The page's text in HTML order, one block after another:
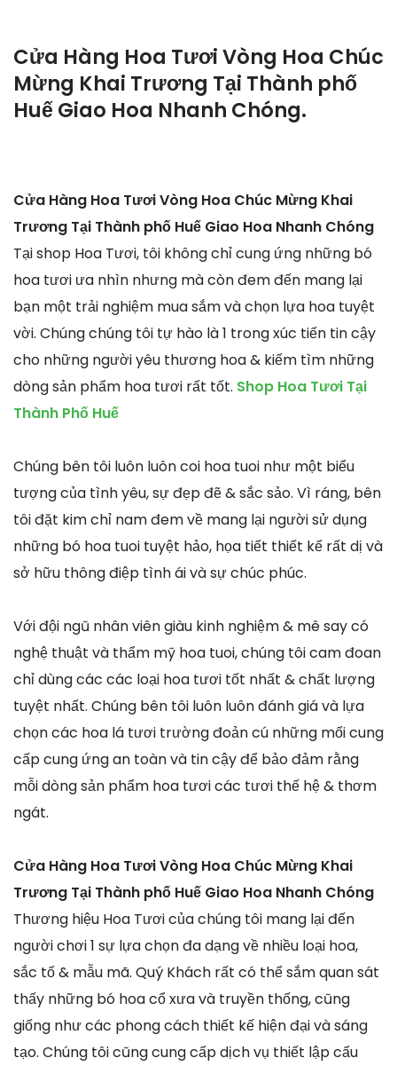
Cửa Hàng Hoa Tươi Vòng Hoa Chúc
Mừng Khai Trương Tại Thành phố
Huế Giao Hoa Nhanh Chóng.
Cửa Hàng Hoa Tươi Vòng Hoa Chúc Mừng Khai
Trương Tại Thành phố Huế Giao Hoa Nhanh Chóng
Tại shop Hoa Tươi, tôi không chỉ cung ứng những bó
hoa tươi ưa nhìn nhưng mà còn đem đến mang lại
bạn một trải nghiệm mua sắm và chọn lựa hoa tuyệt
vời. Chúng chúng tôi tự hào là 1 trong xúc tiến tin cậy
cho những người yêu thương hoa & kiếm tìm những
dòng sản phẩm hoa tươi rất tốt. Shop Hoa Tươi Tại
Thành Phố Huế
Chúng bên tôi luôn luôn coi hoa tuoi như một biểu
tượng của tình yêu, sự đẹp đẽ & sắc sảo. Vì ráng, bên
tôi đặt kim chỉ nam đem về mang lại người sử dụng
những bó hoa tuoi tuyệt hảo, họa tiết thiết kế rất dị và
sở hữu thông điệp tình ái và sự chúc phúc.
Với đội ngũ nhân viên giàu kinh nghiệm & mê say có
nghệ thuật và thẩm mỹ hoa tuoi, chúng tôi cam đoan
chỉ dùng các các loại hoa tươi tốt nhất & chất lượng
tuyệt nhất. Chúng bên tôi luôn luôn đánh giá và lựa
chọn các hoa lá tươi trường đoản cú những mối cung
cấp cung ứng an toàn và tin cậy để bảo đảm rằng
mỗi dòng sản phẩm hoa tươi các tươi thế hệ & thơm
ngát.
Cửa Hàng Hoa Tươi Vòng Hoa Chúc Mừng Khai
Trương Tại Thành phố Huế Giao Hoa Nhanh Chóng
Thương hiệu Hoa Tươi của chúng tôi mang lại đến
người chơi 1 sự lựa chọn đa dạng về nhiều loại hoa,
sắc tố & mẫu mã. Quý Khách rất có thể sắm quan sát
thấy những bó hoa cổ xưa và truyền thống, cũng
giống như các phong cách thiết kế hiện đại và sáng
tạo. Chúng tôi cũng cung cấp dịch vụ thiết lập cấu